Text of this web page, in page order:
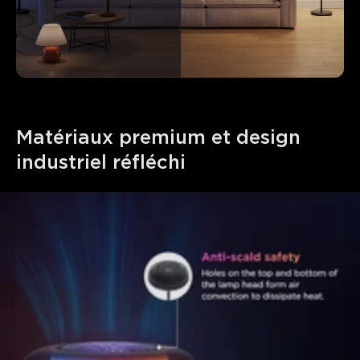
Matériaux premium et design
industriel réfléchi
close